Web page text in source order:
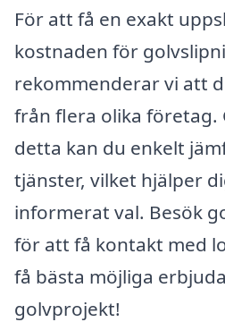
För att få en exakt
kostnaden för
rekommenderar vi att
från flera olika företag.
detta kan du enkelt
tjänster, vilket hjälper
informerat val. Besök
för att få kontakt med
få bästa möjliga
golvprojekt!